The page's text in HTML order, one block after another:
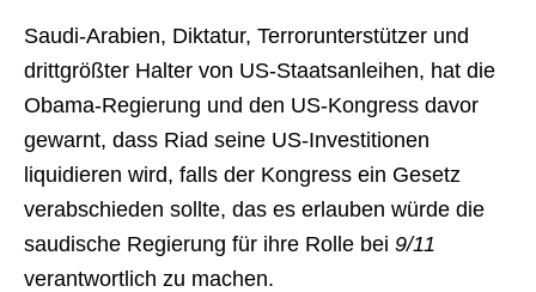
Saudi-Arabien, Diktatur, Terrorunterstützer und
drittgrößter Halter von US-Staatsanleihen, hat die
Obama-Regierung und den US-Kongress davor
gewarnt, dass Riad seine US-Investitionen
liquidieren wird, falls der Kongress ein Gesetz
verabschieden sollte, das es erlauben würde die
saudische Regierung für ihre Rolle bei 9/11
verantwortlich zu machen.